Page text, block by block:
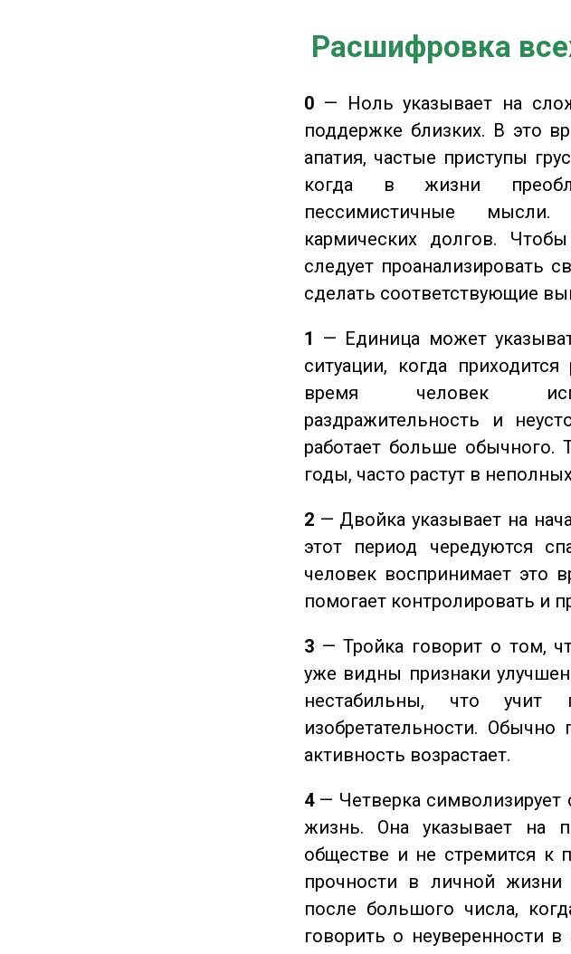
Расшифровка
0 — Ноль указывает на
поддержке близких. В это
апатия, частые приступы
когда в жизни
пессимистичные мысли.
кармических долгов.
следует проанализировать
сделать соответствующие
1 — Единица может
ситуации, когда
время человек
раздражительность и
работает больше обычного.
годы, часто растут в
2 — Двойка указывает на
этот период чередуются
человек воспринимает это
помогает контролировать и
3 — Тройка говорит о том,
уже видны признаки
нестабильны, что
изобретательности.
активность возрастает.
4— Четверка символизирует
жизнь. Она указывает на
обществе и не стремится к
прочности в личной жизни
после большого числа,
говорить о неуверенности